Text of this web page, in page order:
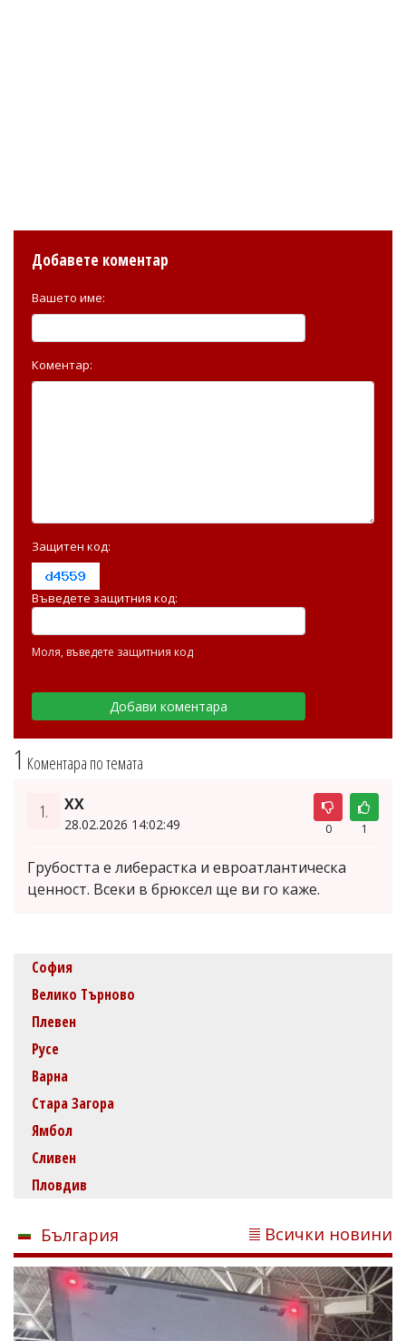
1 Коментара по темата
1. XX
28.02.2026 14:02:49 0 1
Грубостта е либерастка и евроатлантическа
ценност. Всеки в брюксел ще ви го каже.
Добавете коментар
Вашето име:
Коментар:
Защитен код:
Въведете защитния код:
Моля, въведете защитния код
София
Велико Търново
Плевен
Русе
Варна
Стара Загора
Ямбол
Сливен
Пловдив
България Всички новини